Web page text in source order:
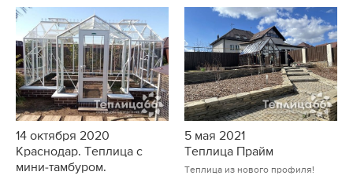
14 октября 2020
Краснодар. Теплица с
мини-тамбуром.
5 мая 2021
Теплица Прайм
Теплица из нового профиля!